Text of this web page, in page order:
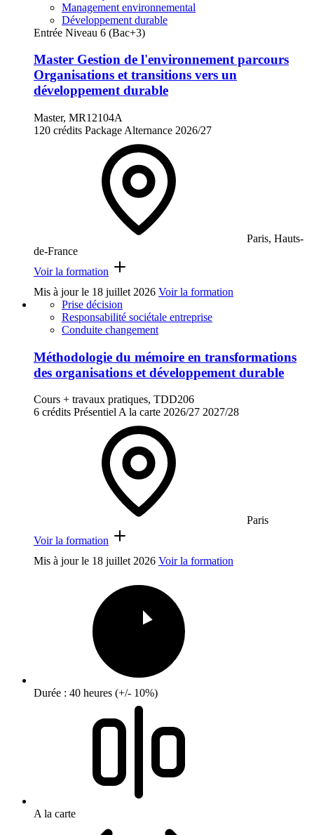
Management environnemental
Développement durable
Entrée Niveau 6 (Bac+3)
Master Gestion de l'environnement parcours
Organisations et transitions vers un
développement durable
Master, MR12104A
120 crédits Package Alternance 2026/27
Paris, Hauts-
de-France
Voir la formation
Mis à jour le 18 juillet 2026 Voir la formation
Prise décision
Responsabilité sociétale entreprise
Conduite changement
Méthodologie du mémoire en transformations
des organisations et développement durable
Cours + travaux pratiques, TDD206
6 crédits PrésentielA la carte 2026/27 2027/28
Paris
Voir la formation
Mis à jour le 18 juillet 2026 Voir la formation
Durée : 40 heures (+/- 10%)
A la carte